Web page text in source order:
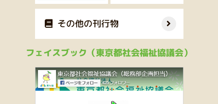
その他の刊行物
フェイスブック（東京都社会福祉協議会）